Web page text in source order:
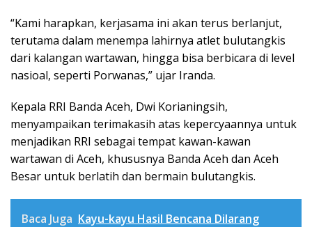
“Kami harapkan, kerjasama ini akan terus berlanjut,
terutama dalam menempa lahirnya atlet bulutangkis
dari kalangan wartawan, hingga bisa berbicara di level
nasioal, seperti Porwanas,” ujar Iranda.
Kepala RRI Banda Aceh, Dwi Korianingsih,
menyampaikan terimakasih atas kepercyaannya untuk
menjadikan RRI sebagai tempat kawan-kawan
wartawan di Aceh, khususnya Banda Aceh dan Aceh
Besar untuk berlatih dan bermain bulutangkis.
Baca Juga Kayu-kayu Hasil Bencana Dilarang